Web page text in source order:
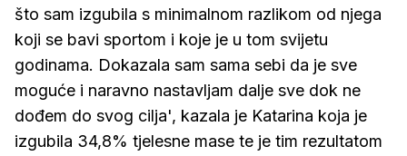
što sam izgubila s minimalnom razlikom od njega
koji se bavi sportom i koje je u tom svijetu
godinama. Dokazala sam sama sebi da je sve
moguće i naravno nastavljam dalje sve dok ne
dođem do svog cilja', kazala je Katarina koja je
izgubila 34,8% tjelesne mase te je tim rezultatom